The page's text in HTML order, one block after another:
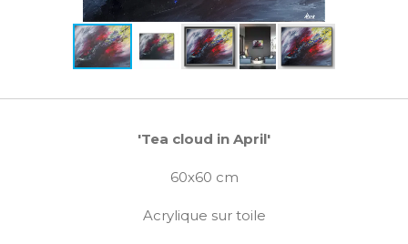
'Tea cloud in April'
60x60 cm
Acrylique sur toile